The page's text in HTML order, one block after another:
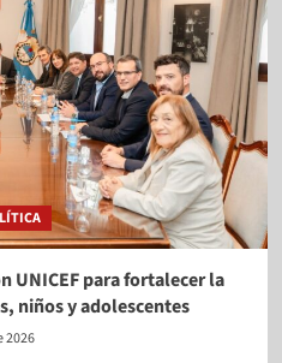
UNICEF para fortalecer la
niños y adolescentes
2026